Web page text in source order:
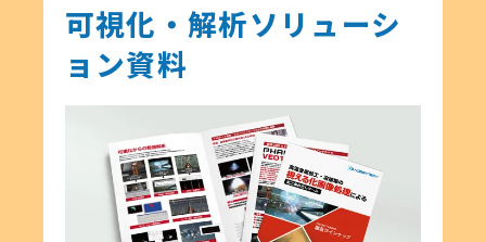
可視化・解析ソリューシ
ョン資料